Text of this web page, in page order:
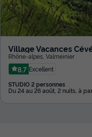
Rhône-alpes Valmeinier
8.7 Excellent
STUDIO 2 personnes
Du 24 au 26 août, 2 nuits, à